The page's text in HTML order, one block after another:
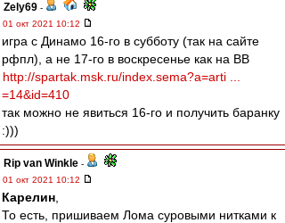
Zely69 -
01 окт 2021 10:12
игра с Динамо 16-го в субботу (так на сайте
рфпл), а не 17-го в воскресенье как на ВВ
http://spartak.msk.ru/index.sema?a=arti ...
=14&id=410
так можно не явиться 16-го и получить баранку
:)))
Rip van Winkle -
01 окт 2021 10:12
Карелин
То есть, пришиваем Лома суровыми нитками к